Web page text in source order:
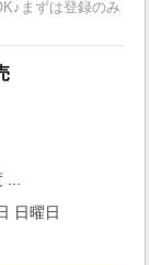
日曜日